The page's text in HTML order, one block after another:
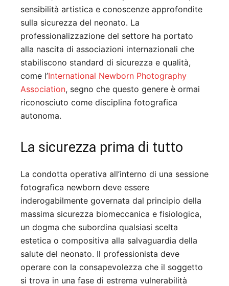
sensibilità artistica e conoscenze approfondite
sulla sicurezza del neonato. La
professionalizzazione del settore ha portato
alla nascita di associazioni internazionali che
stabiliscono standard di sicurezza e qualità,
come l’International Newborn Photography
Association, segno che questo genere è ormai
riconosciuto come disciplina fotografica
autonoma.
La sicurezza prima di tutto
La condotta operativa all’interno di una sessione
fotografica newborn deve essere
inderogabilmente governata dal principio della
massima sicurezza biomeccanica e fisiologica,
un dogma che subordina qualsiasi scelta
estetica o compositiva alla salvaguardia della
salute del neonato. Il professionista deve
operare con la consapevolezza che il soggetto
si trova in una fase di estrema vulnerabilità